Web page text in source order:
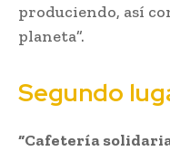
produciendo, así
planeta”.
Segundo
“Cafetería